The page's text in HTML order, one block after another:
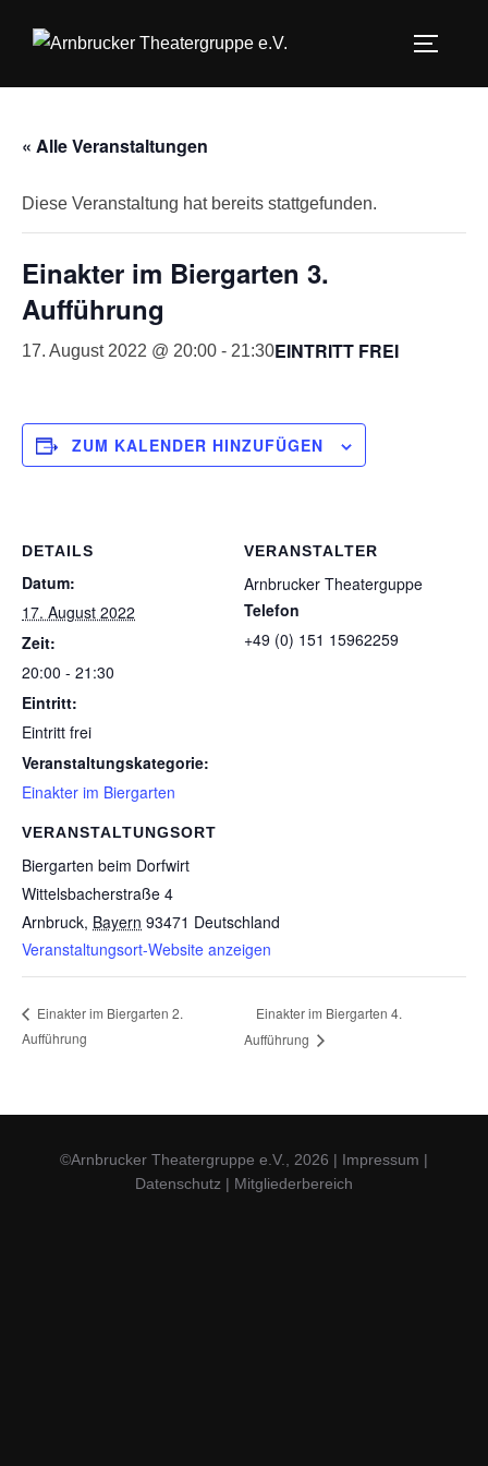
Inhalt
« Alle Veranstaltungen
Diese Veranstaltung hat bereits stattgefunden.
Einakter im Biergarten 3.
Aufführung
17. August 2022 @ 20:00 - 21:30EINTRITT FREI
ZUM KALENDER HINZUFÜGEN
DETAILS
Datum:
17. August 2022
Zeit:
20:00 - 21:30
Eintritt:
Eintritt frei
Veranstaltungskategorie:
Einakter im Biergarten
VERANSTALTUNGSORT
Biergarten beim Dorfwirt
Wittelsbacherstraße 4
Arnbruck, Bayern 93471 Deutschland
Veranstaltungsort-Website anzeigen
VERANSTALTER
Arnbrucker Theaterguppe
Telefon
+49 (0) 151 15962259
Einakter im Biergarten 2.
Aufführung
Einakter im Biergarten 4.
Aufführung
©Arnbrucker Theatergruppe e.V., 2026 | Impressum |
Datenschutz | Mitgliederbereich